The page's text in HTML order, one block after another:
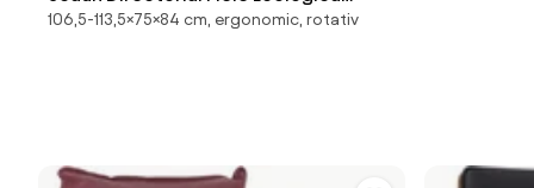
Kristall Negru
106,5-113,5×75×84 cm, ergonomic, rotativ